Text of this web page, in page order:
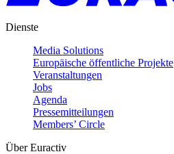
Dienste
Media Solutions
Europäische öffentliche Projekte
Veranstaltungen
Jobs
Agenda
Pressemitteilungen
Members’ Circle
Über Euractiv